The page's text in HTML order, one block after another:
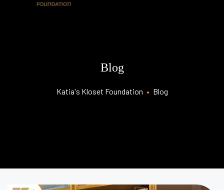
Blog
Katia's Kloset Foundation • Blog